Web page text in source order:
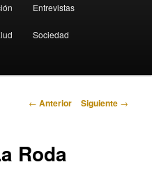
Entrevistas
Sociedad
Navegación
← Anterior Siguiente →
Roda